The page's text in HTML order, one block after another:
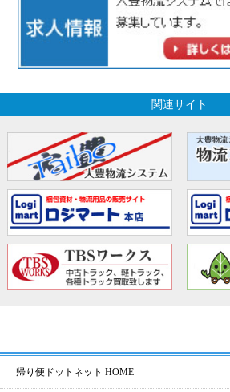
関連サイト
帰り便ドットネット HOME